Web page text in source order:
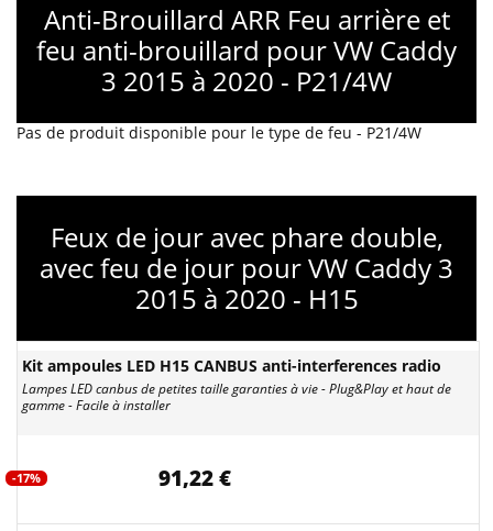
Anti-Brouillard ARR Feu arrière et
feu anti-brouillard pour VW Caddy
3 2015 à 2020 - P21/4W
Pas de produit disponible pour le type de feu - P21/4W
Feux de jour avec phare double,
avec feu de jour pour VW Caddy 3
2015 à 2020 - H15
Kit ampoules LED H15 CANBUS anti-interferences radio
Lampes LED canbus de petites taille garanties à vie - Plug&Play et haut de
gamme - Facile à installer
-17% 91,22 €